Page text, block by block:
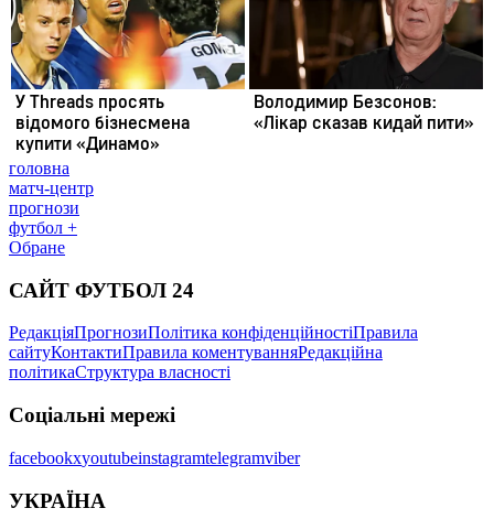
головна
матч-центр
прогнози
футбол +
Обране
САЙТ ФУТБОЛ 24
РедакціяПрогнозиПолітика конфіденційностіПравила
сайтуКонтактиПравила коментуванняРедакційна
політикаСтруктура власності
Соціальні мережі
facebookxyoutubeinstagramtelegramviber
УКРАЇНА